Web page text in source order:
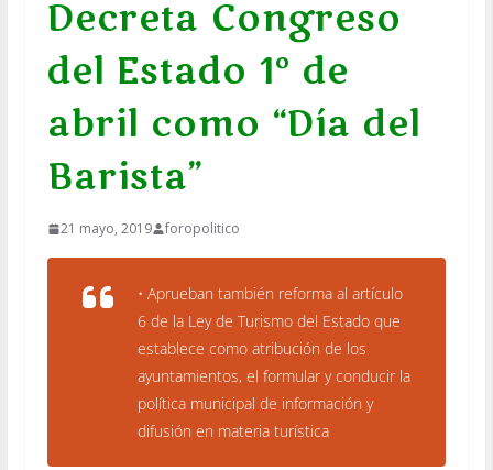
Decreta Congreso
del Estado 1º de
abril como “Día del
Barista”
21 mayo, 2019 foropolitico
• Aprueban también reforma al artículo
6 de la Ley de Turismo del Estado que
establece como atribución de los
ayuntamientos, el formular y conducir la
política municipal de información y
difusión en materia turística